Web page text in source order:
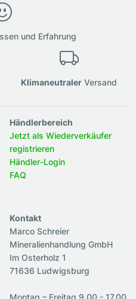
und Erfahrung
Klimaneutraler Versand
Händlerbereich
Jetzt als Wiederverkäufer
registrieren
Händler-Login
FAQ
Kontakt
Marco Schreier
Mineralienhandlung GmbH
Im Osterholz 1
71636 Ludwigsburg
Montag – Freitag 9.00 - 17.00